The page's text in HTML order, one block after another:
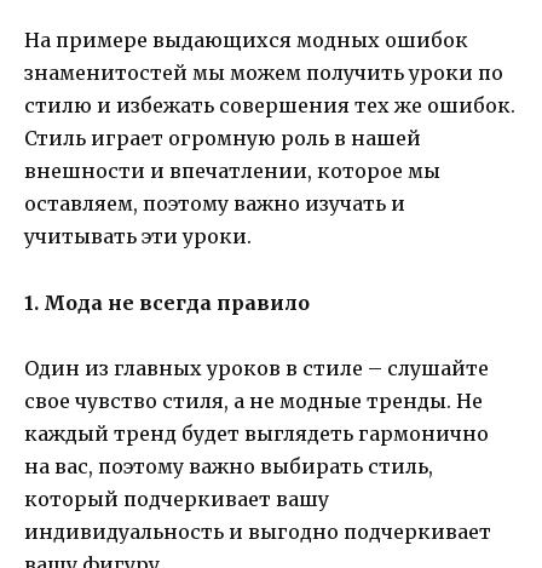
На примере выдающихся модных ошибок
знаменитостей мы можем получить уроки по
стилю и избежать совершения тех же ошибок.
Стиль играет огромную роль в нашей
внешности и впечатлении, которое мы
оставляем, поэтому важно изучать и
учитывать эти уроки.
1. Мода не всегда правило
Один из главных уроков в стиле – слушайте
свое чувство стиля, а не модные тренды. Не
каждый тренд будет выглядеть гармонично
на вас, поэтому важно выбирать стиль,
который подчеркивает вашу
индивидуальность и выгодно подчеркивает